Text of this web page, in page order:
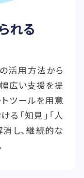
れる
活用方法から
広い支援を提
ツールを用意
る「知見」「人
消し、継続的な